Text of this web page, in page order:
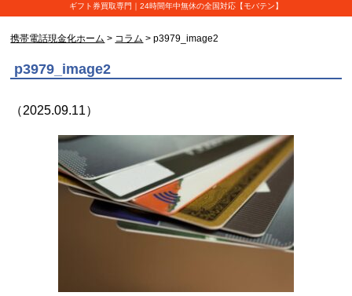
ギフト券買取専門｜24時間年中無休の全国対応【モバテン】
携帯電話現金化ホーム > コラム > p3979_image2
p3979_image2
（2025.09.11）